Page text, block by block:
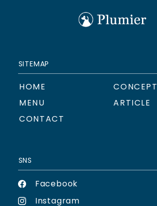
SITEMAP
HOME
CONCEPT
MENU
ARTICLE
CONTACT
SNS
Facebook
Instagram